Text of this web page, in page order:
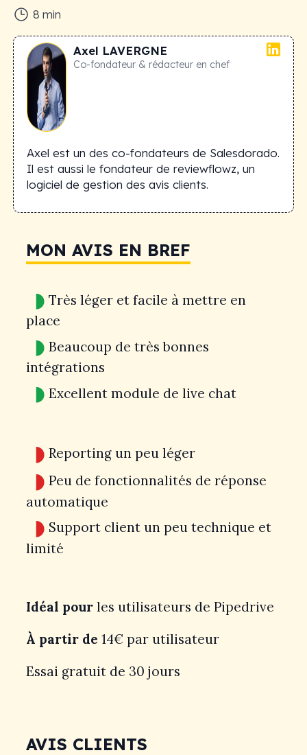
8 min
Axel LAVERGNE
Co-fondateur & rédacteur en chef
Axel est un des co-fondateurs de Salesdorado.
Il est aussi le fondateur de reviewflowz, un
logiciel de gestion des avis clients.
MON AVIS EN BREF
AVIS CLIENTS
Très léger et facile à mettre en
place
Beaucoup de très bonnes
intégrations
Excellent module de live chat
Reporting un peu léger
Peu de fonctionnalités de réponse
automatique
Support client un peu technique et
limité
Idéal pour les utilisateurs de Pipedrive
À partir de 14€ par utilisateur
Essai gratuit de 30 jours